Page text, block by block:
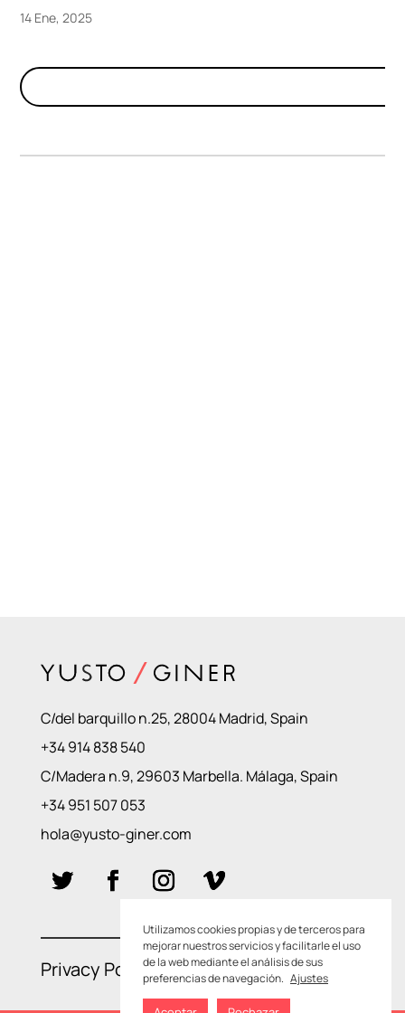
14 Ene, 2025
C/del barquillo n.25, 28004 Madrid, Spain
+34 914 838 540
C/Madera n.9, 29603 Marbella. Málaga, Spain
+34 951 507 053
hola@yusto-giner.com
Privacy Policies–Cookie Policies
Utilizamos cookies propias y de terceros para
mejorar nuestros servicios y facilitarle el uso
de la web mediante el análisis de sus
preferencias de navegación. Ajustes